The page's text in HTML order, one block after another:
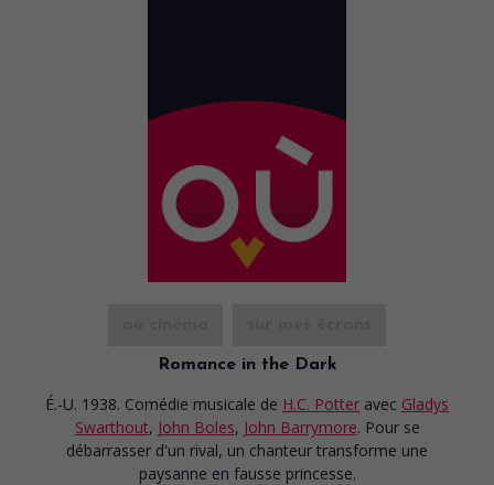
Romance in the Dark
É.-U. 1938. Comédie musicale de H.C. Potter avec Gladys
Swarthout, John Boles, John Barrymore. Pour se
débarrasser d'un rival, un chanteur transforme une
paysanne en fausse princesse.